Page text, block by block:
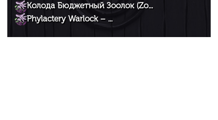
Колода Бюджетный Зоолок (Zo...
Phylactery Warlock – ...